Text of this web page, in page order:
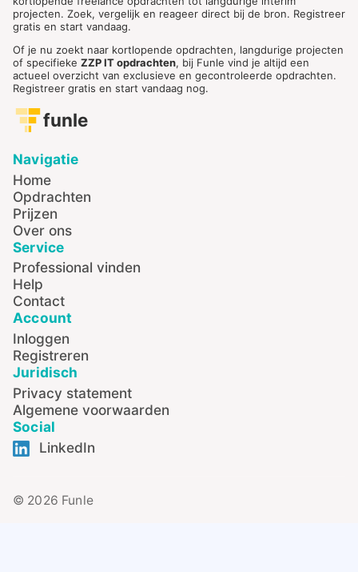
projecten. Zoek, vergelijk en reageer direct bij de bron. Registreer
gratis en start vandaag.
Of je nu zoekt naar kortlopende opdrachten, langdurige projecten
of specifieke ZZP IT opdrachten, bij Funle vind je altijd een
actueel overzicht van exclusieve en gecontroleerde opdrachten.
Registreer gratis en start vandaag nog.
funle
Navigatie
Home
Opdrachten
Prijzen
Over ons
Service
Professional vinden
Help
Contact
Account
Inloggen
Registreren
Juridisch
Privacy statement
Algemene voorwaarden
Social
LinkedIn
© 2026 Funle